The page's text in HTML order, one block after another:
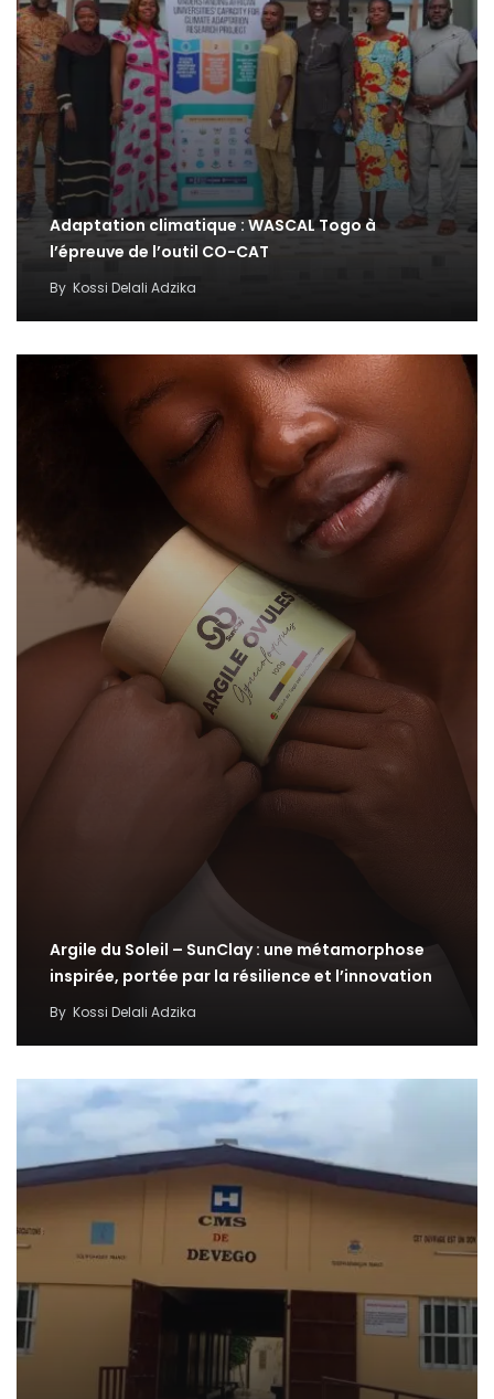
Adaptation climatique : WASCAL Togo à
l’épreuve de l’outil CO-CAT
By Kossi Delali Adzika
Argile du Soleil – SunClay : une métamorphose
inspirée, portée par la résilience et l’innovation
By Kossi Delali Adzika